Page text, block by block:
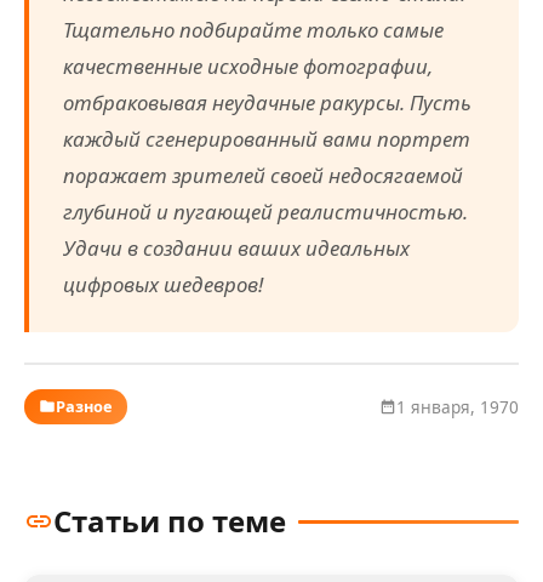
Тщательно подбирайте только самые
качественные исходные фотографии,
отбраковывая неудачные ракурсы. Пусть
каждый сгенерированный вами портрет
поражает зрителей своей недосягаемой
глубиной и пугающей реалистичностью.
Удачи в создании ваших идеальных
цифровых шедевров!
Разное 1 января, 1970
Статьи по теме